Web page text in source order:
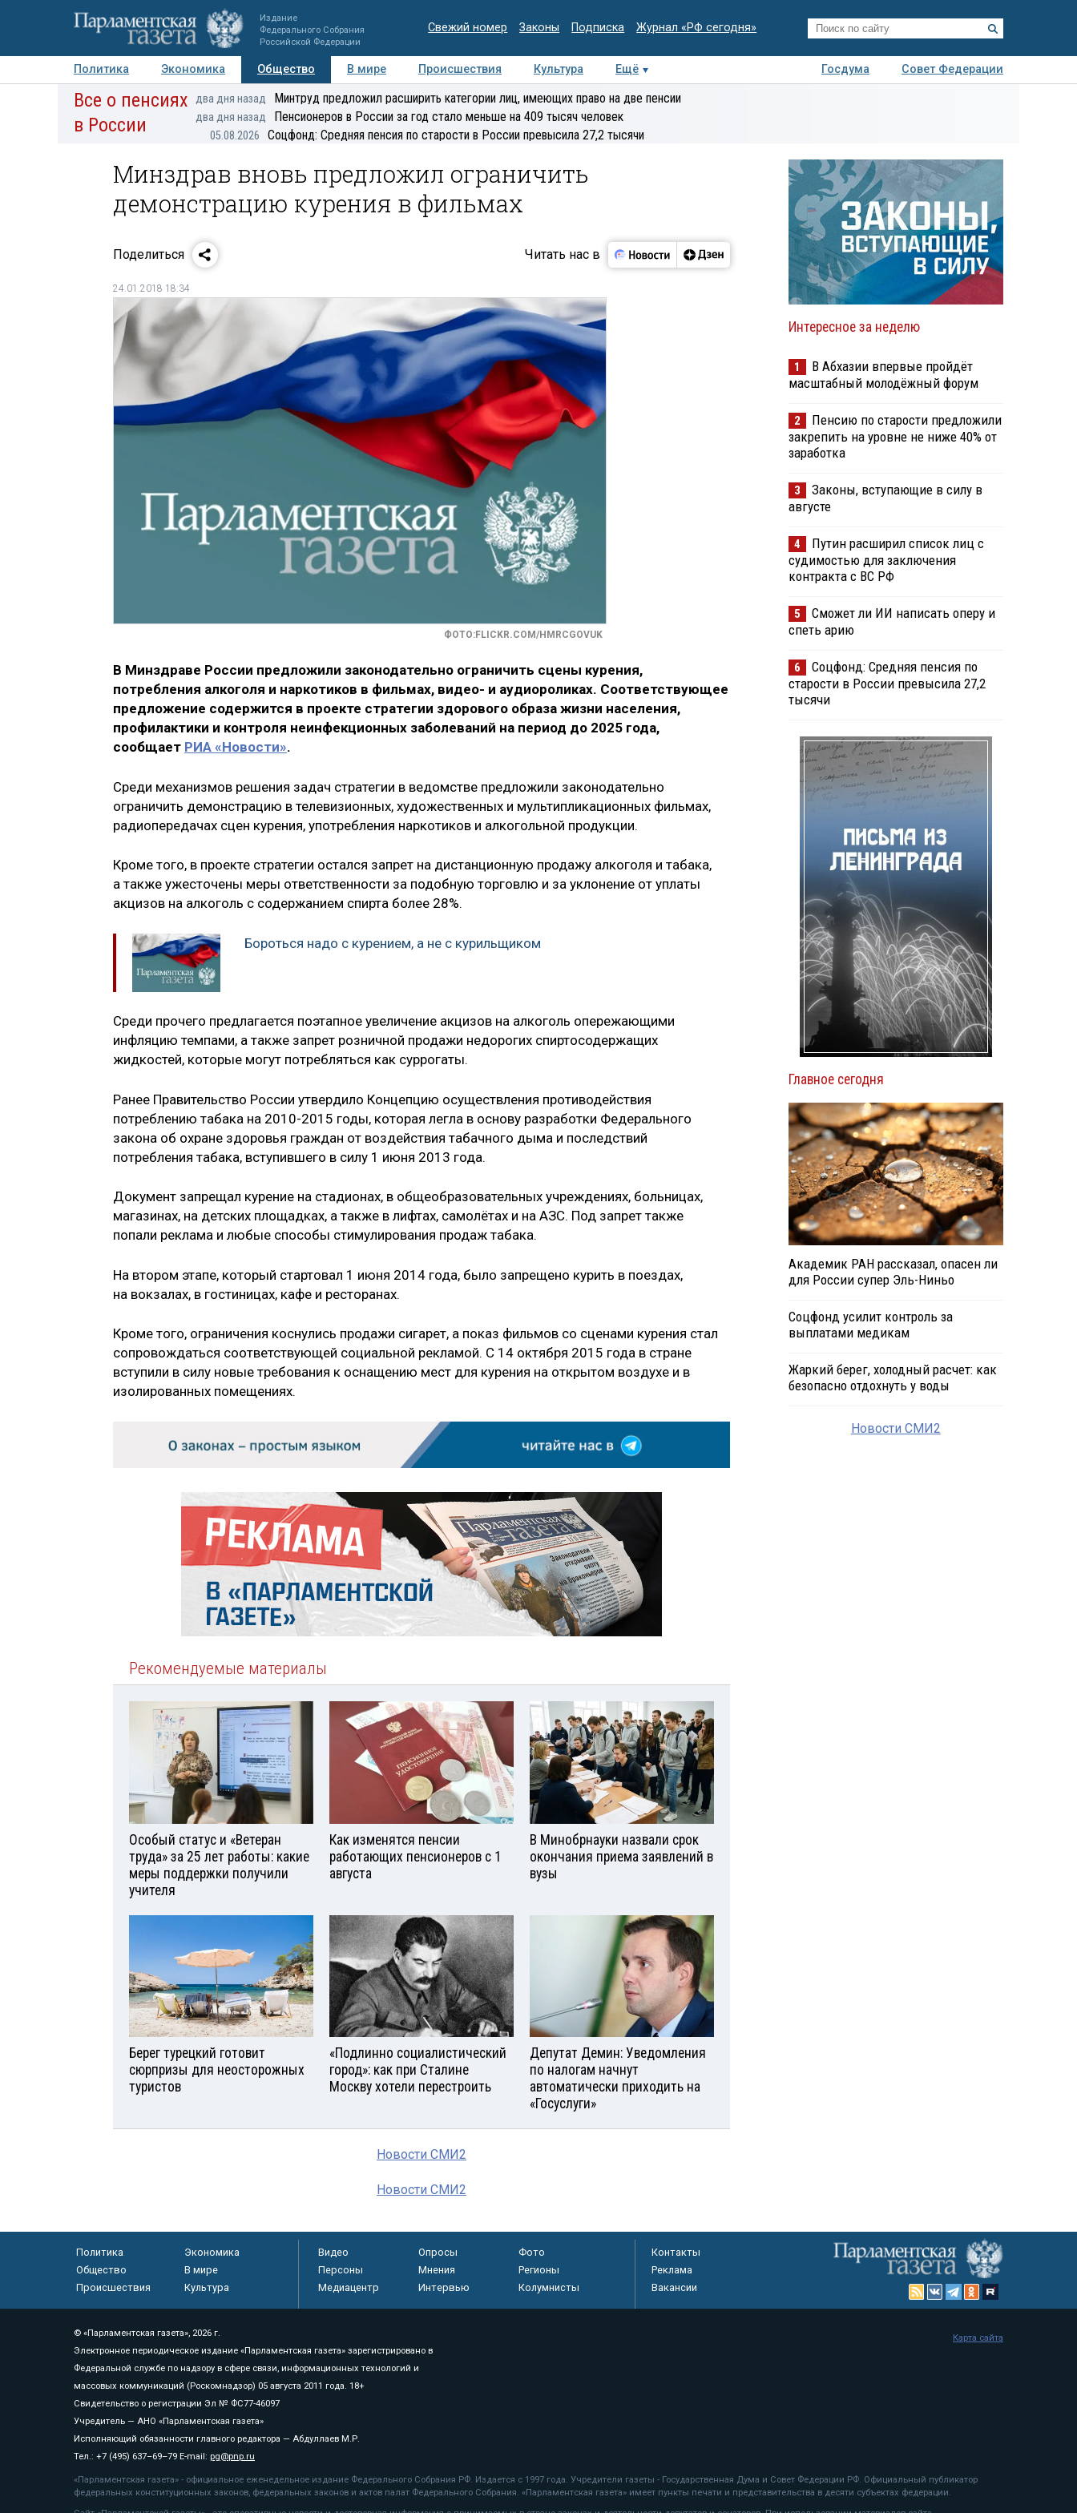
Издание
Федерального Собрания
Российской Федерации
Свежий номер Законы Подписка Журнал «РФ сегодня»
Политика Экономика Общество В мире Происшествия Культура Ещё Госдума
Совет Федерации
Авторы Персоны Мнения Регионы Медиацентр Интервью Колумнисты
Деловая
Все о пенсиях
в России
два дня назад Минтруд предложил расширить категории лиц, имеющих право на две пенсии
два дня назад Пенсионеров в России за год стало меньше на 409 тысяч человек
05.08.2026 Соцфонд: Средняя пенсия по старости в России превысила 27,2 тысячи
Минздрав вновь предложил ограничить
демонстрацию курения в фильмах
Поделиться Читать нас в
24.01.2018 18:34
ФОТО:FLICKR.COM/HMRCGOVUK
В Минздраве России предложили законодательно ограничить сцены курения,
потребления алкоголя и наркотиков в фильмах, видео- и аудиороликах. Соответствующее
предложение содержится в проекте стратегии здорового образа жизни населения,
профилактики и контроля неинфекционных заболеваний на период до 2025 года,
сообщает РИА «Новости».
Среди механизмов решения задач стратегии в ведомстве предложили законодательно
ограничить демонстрацию в телевизионных, художественных и мультипликационных фильмах,
радиопередачах сцен курения, употребления наркотиков и алкогольной продукции.
Кроме того, в проекте стратегии остался запрет на дистанционную продажу алкоголя и табака,
а также ужесточены меры ответственности за подобную торговлю и за уклонение от уплаты
акцизов на алкоголь с содержанием спирта более 28%.
Бороться надо с курением, а не с курильщиком
Среди прочего предлагается поэтапное увеличение акцизов на алкоголь опережающими
инфляцию темпами, а также запрет розничной продажи недорогих спиртосодержащих
жидкостей, которые могут потребляться как суррогаты.
Ранее Правительство России утвердило Концепцию осуществления противодействия
потреблению табака на 2010-2015 годы, которая легла в основу разработки Федерального
закона об охране здоровья граждан от воздействия табачного дыма и последствий
потребления табака, вступившего в силу 1 июня 2013 года.
Документ запрещал курение на стадионах, в общеобразовательных учреждениях, больницах,
магазинах, на детских площадках, а также в лифтах, самолётах и на АЗС. Под запрет также
попали реклама и любые способы стимулирования продаж табака.
На втором этапе, который стартовал 1 июня 2014 года, было запрещено курить в поездах,
на вокзалах, в гостиницах, кафе и ресторанах.
Кроме того, ограничения коснулись продажи сигарет, а показ фильмов со сценами курения стал
сопровождаться соответствующей социальной рекламой. С 14 октября 2015 года в стране
вступили в силу новые требования к оснащению мест для курения на открытом воздухе и в
изолированных помещениях.
Рекомендуемые материалы
Особый статус и «Ветеран
труда» за 25 лет работы: какие
меры поддержки получили
учителя
Как изменятся пенсии
работающих пенсионеров с 1
августа
В Минобрнауки назвали срок
окончания приема заявлений в
вузы
Берег турецкий готовит
сюрпризы для неосторожных
туристов
«Подлинно социалистический
город»: как при Сталине
Москву хотели перестроить
Депутат Демин: Уведомления
по налогам начнут
автоматически приходить на
«Госуслуги»
Новости СМИ2
Новости СМИ2
Интересное за неделю
1
В Абхазии впервые пройдёт
масштабный молодёжный форум
2
Пенсию по старости предложили
закрепить на уровне не ниже 40% от
заработка
3
Законы, вступающие в силу в
августе
4
Путин расширил список лиц с
судимостью для заключения
контракта с ВС РФ
5
Сможет ли ИИ написать оперу и
спеть арию
6
Соцфонд: Средняя пенсия по
старости в России превысила 27,2
тысячи
Главное сегодня
Академик РАН рассказал, опасен ли
для России супер Эль-Ниньо
Соцфонд усилит контроль за
выплатами медикам
Жаркий берег, холодный расчет: как
безопасно отдохнуть у воды
Новости СМИ2
Политика
Экономика
Общество
В мире
Происшествия
Культура
Видео Опросы
Фото
Персоны
Мнения
Регионы
Медиацентр
Интервью Колумнисты
Контакты
Реклама
Вакансии
© «Парламентская газета», 2026 г.
Электронное периодическое издание «Парламентская газета» зарегистрировано в
Федеральной службе по надзору в сфере связи, информационных технологий и
массовых коммуникаций (Роскомнадзор) 05 августа 2011 года. 18+
Свидетельство о регистрации Эл № ФС77-46097
Учредитель — АНО «Парламентская газета»
Исполняющий обязанности главного редактора — Абдуллаев М.Р.
Тел.: +7 (495) 637–69–79 E-mail: pg@pnp.ru
«Парламентская газета» - официальное еженедельное издание Федерального Собрания РФ. Издается с 1997 года. Учредители газеты - Государственная Дума и Совет Федерации РФ. Официальный публикатор
федеральных конституционных законов, федеральных законов и актов палат Федерального Собрания. «Парламентская газета» имеет пункты печати и представительства в десяти субъектах федерации.
Карта сайта